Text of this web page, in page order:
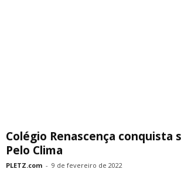
Colégio Renascença conquista
Pelo Clima
PLETZ.com - 9 de fevereiro de 2022